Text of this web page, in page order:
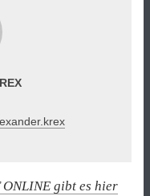
ONLINE gibt es hier